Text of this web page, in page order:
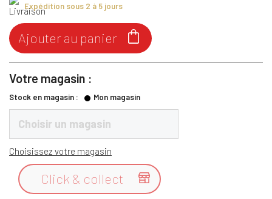
Expédition sous 2 à 5 jours

Ajouter au panier
Votre magasin :
Stock en magasin : Mon magasin
Choisir un magasin
Choisissez votre magasin

Click & collect